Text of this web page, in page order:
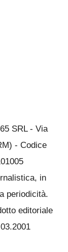
SRL - Via
- Codice
in
periodicità.
editoriale